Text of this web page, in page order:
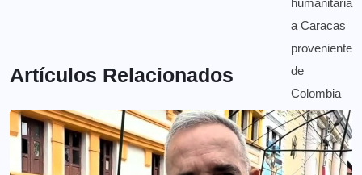
Artículos Relacionados